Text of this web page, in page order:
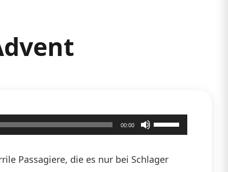
00:00
Pfeiltasten
Passagiere, die es nur bei Schlager